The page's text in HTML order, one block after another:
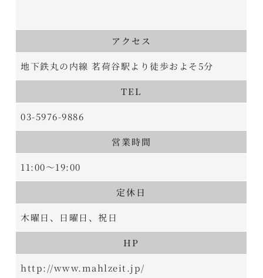
アクセス
地下鉄丸の内線 茗荷谷駅より徒歩およそ5分
TEL
03-5976-9886
営業時間
11:00～19:00
定休日
木曜日、日曜日、祝日
HP
http://www.mahlzeit.jp/